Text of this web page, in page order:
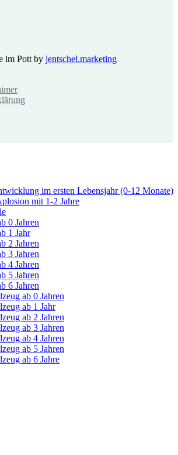
im Pott by jentschel.marketing
im ersten Lebensjahr (0-12 Monate)
mit 1-2 Jahre
0 Jahren
1 Jahr
2 Jahren
3 Jahren
4 Jahren
5 Jahren
6 Jahren
ab 0 Jahren
ab 1 Jahr
ab 2 Jahren
ab 3 Jahren
ab 4 Jahren
ab 5 Jahren
ab 6 Jahre